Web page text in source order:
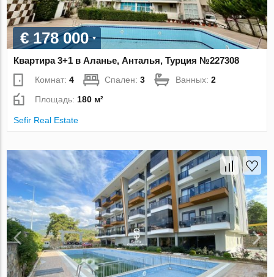
€ 178 000
Квартира 3+1 в Аланье, Анталья, Турция №227308
Комнат:4 Спален:3 Ванных:2
Площадь: 180 м²
Sefir Real Estate